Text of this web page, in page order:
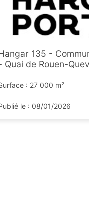
135 -
Quai de Rouen-
: 27 000 m²
le : 08/01/2026